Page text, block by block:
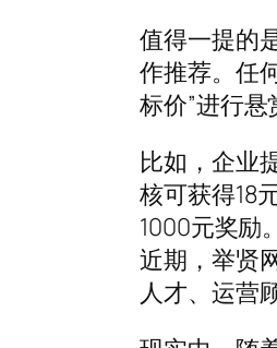
值得一提的
作推荐。任
标价”进行悬
比如，企业
核可获得18
1000元奖励
近期，举贤
人才、运营